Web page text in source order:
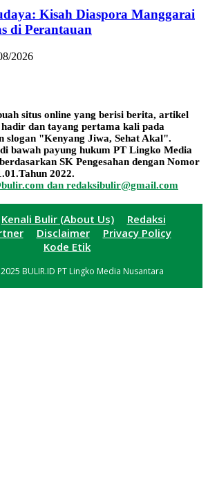
Kisah Diaspora Manggarai
di Perantauan
2026
situs online yang berisi berita, artikel
dan tayang pertama kali pada
slogan "Kenyang Jiwa, Sehat Akal".
bawah payung hukum PT Lingko Media
SK Pengesahan dengan Nomor
2022.
dan redaksibulir@gmail.com
Kenali Bulir (About Us)
Redaksi
Disclaimer
Privacy Policy
Kode Etik
BULIR.ID PT Lingko Media Nusantara